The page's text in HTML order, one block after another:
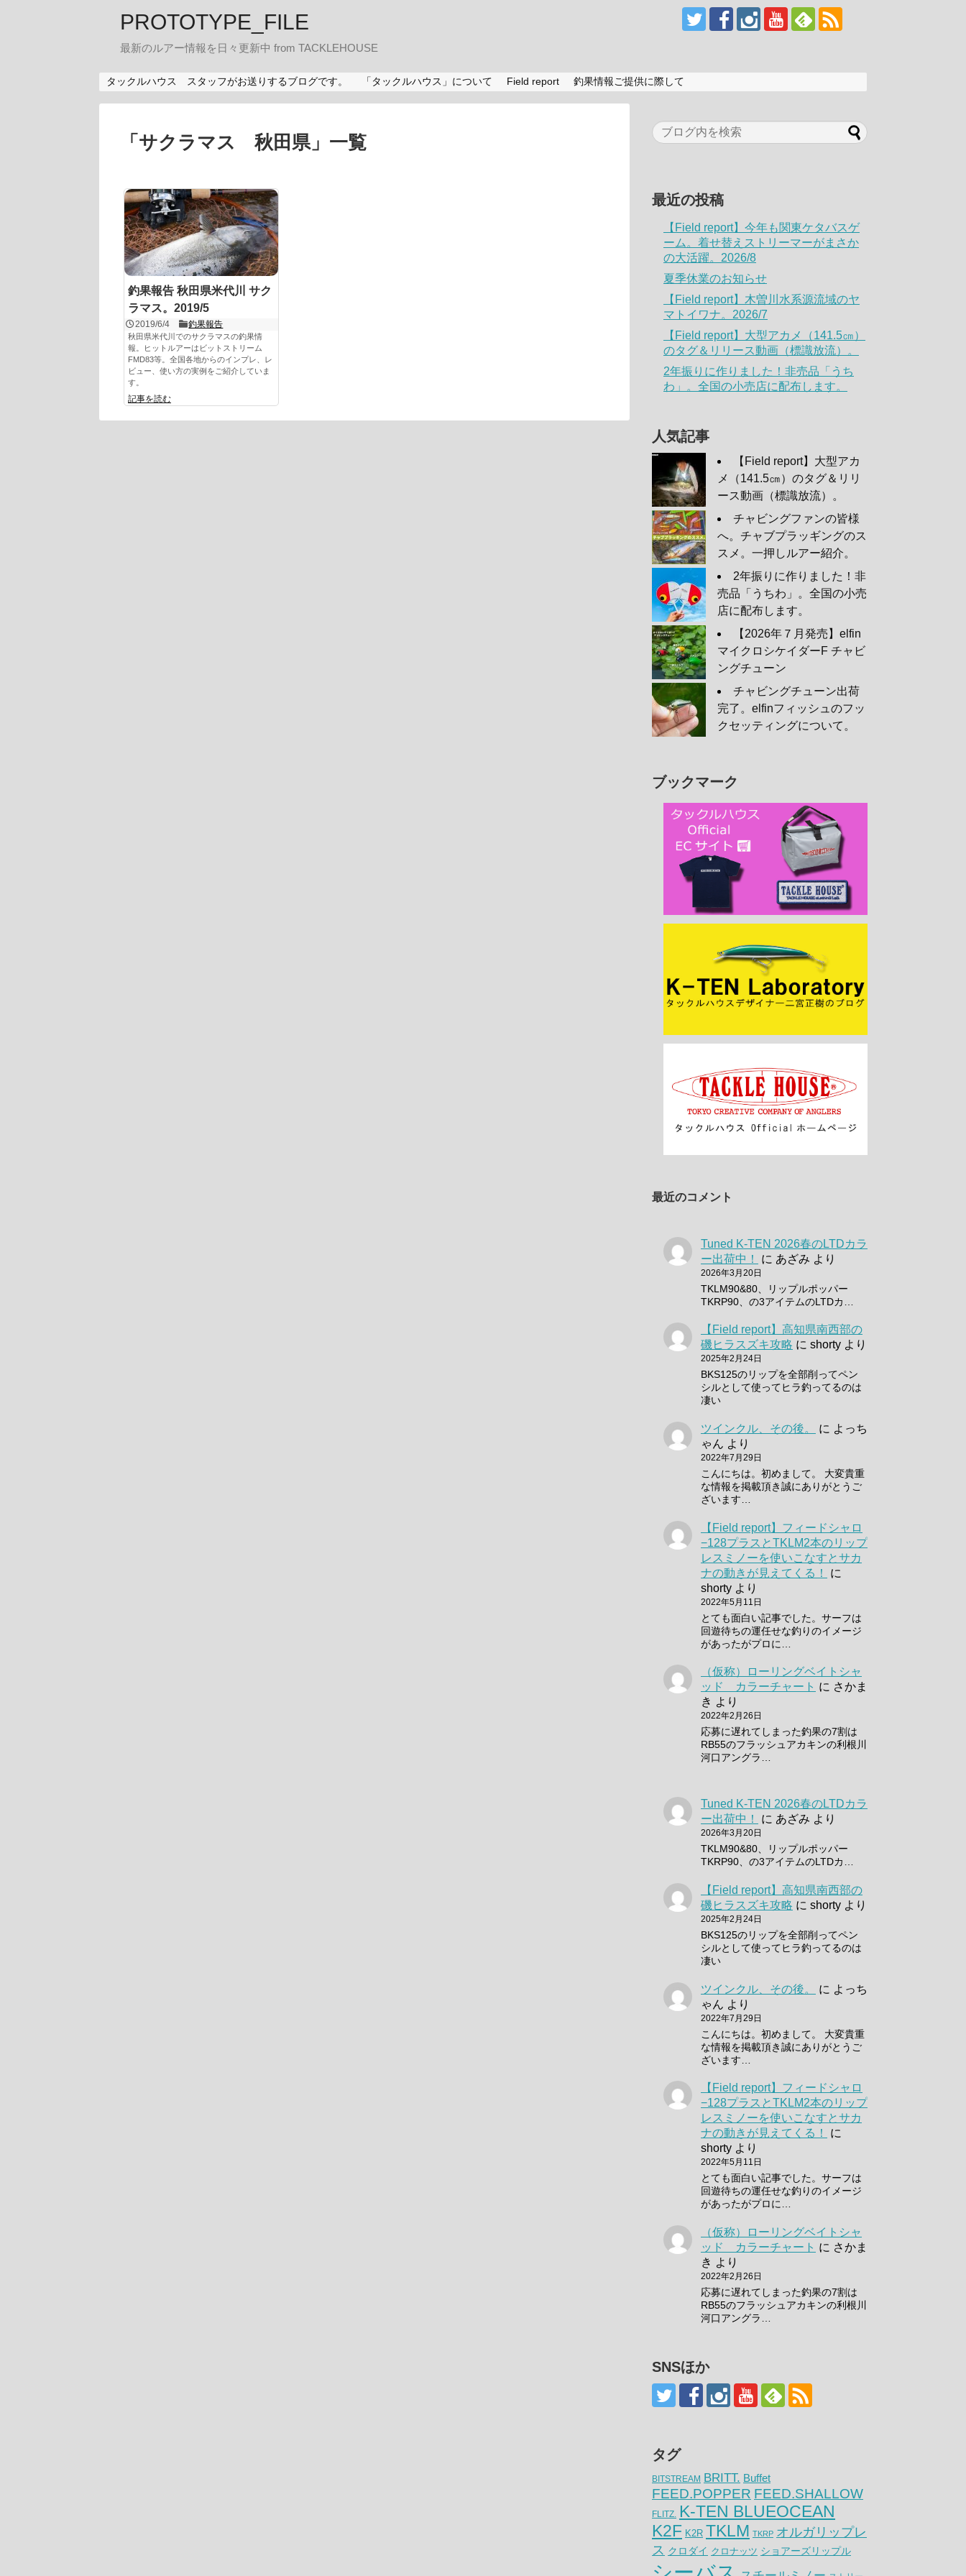
PROTOTYPE_FILE
最新のルアー情報を日々更新中 from TACKLEHOUSE
タックルハウス スタッフがお送りするブログです。 「タックルハウス」について Field report 釣果情報ご提供に際して
「 サクラマス 秋田県」 一覧
釣果報告 秋田県米代川 サク
ラマス。2019/5
2019/6/4 釣果報告
秋田県米代川でのサクラマスの釣果情
報。ヒットルアーはビットストリーム
FMD83等。全国各地からのインプレ、レ
ビュー、使い方の実例をご紹介していま
す。
記事を読む
最近の投稿
【Field report】今年も関東ケタバスゲ
ーム。着せ替えストリーマーがまさか
の大活躍。2026/8
夏季休業のお知らせ
【Field report】木曽川水系源流域のヤ
マトイワナ。2026/7
【Field report】大型アカメ（141.5㎝）
のタグ＆リリース動画（標識放流）。
2年振りに作りました！非売品「うち
わ」。全国の小売店に配布します。
人気記事
【Field report】大型アカ
メ（141.5㎝）のタグ＆リリ
ース動画（標識放流）。
チャビングファンの皆様
へ。チャブプラッギングのス
スメ。一押しルアー紹介。
2年振りに作りました！非
売品「うちわ」。全国の小売
店に配布します。
【2026年７月発売】elfin
マイクロシケイダーF チャビ
ングチューン
チャビングチューン出荷
完了。elfinフィッシュのフッ
クセッティングについて。
ブックマーク
最近のコメント
Tuned K-TEN 2026春のLTDカラ
ー出荷中！
に あざみ より
2026年3月20日
TKLM90&80、リップルポッパー
TKRP90、の3アイテムのLTDカ…
【Field report】高知県南西部の
磯ヒラスズキ攻略 に shorty より
2025年2月24日
BKS125のリップを全部削ってペン
シルとして使ってヒラ釣ってるのは
凄い
ツインクル、その後。 に よっち
ゃん より
2022年7月29日
こんにちは。初めまして。 大変貴重
な情報を掲載頂き誠にありがとうご
ざいます…
【Field report】フィードシャロ
−128プラスとTKLM2本のリップ
レスミノーを使いこなすとサカ
ナの動きが見えてくる！
に
shorty より
2022年5月11日
とても面白い記事でした。サーフは
回遊待ちの運任せな釣りのイメージ
があったがプロに…
（仮称）ローリングベイトシャ
ッド カラーチャート に さかま
き より
2022年2月26日
応募に遅れてしまった釣果の7割は
RB55のフラッシュアカキンの利根川
河口アングラ…
Tuned K-TEN 2026春のLTDカラ
ー出荷中！
に あざみ より
2026年3月20日
TKLM90&80、リップルポッパー
TKRP90、の3アイテムのLTDカ…
【Field report】高知県南西部の
磯ヒラスズキ攻略 に shorty より
2025年2月24日
BKS125のリップを全部削ってペン
シルとして使ってヒラ釣ってるのは
凄い
ツインクル、その後。 に よっち
ゃん より
2022年7月29日
こんにちは。初めまして。 大変貴重
な情報を掲載頂き誠にありがとうご
ざいます…
【Field report】フィードシャロ
−128プラスとTKLM2本のリップ
レスミノーを使いこなすとサカ
ナの動きが見えてくる！
に
shorty より
2022年5月11日
とても面白い記事でした。サーフは
回遊待ちの運任せな釣りのイメージ
があったがプロに…
（仮称）ローリングベイトシャ
ッド カラーチャート に さかま
き より
2022年2月26日
応募に遅れてしまった釣果の7割は
RB55のフラッシュアカキンの利根川
河口アングラ…
SNSほか
タグ
BITSTREAM BRITT. Buffet
FEED.POPPER FEED.SHALLOW
FLITZ. K-TEN BLUEOCEAN
K2F K2R TKLM TKRP オルガリップレ
ス クロダイ クロナッツ ショアーズリップル